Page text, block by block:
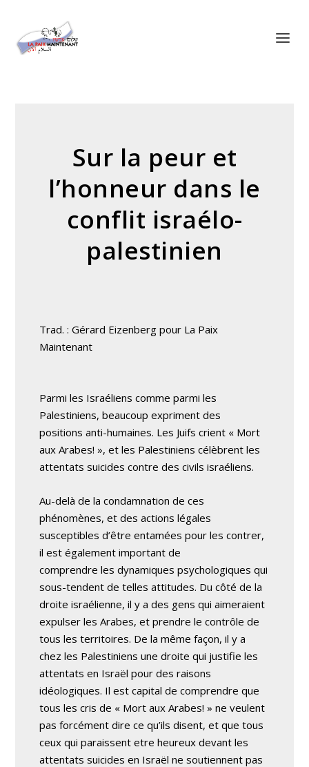
Sur la peur et
l’honneur dans le
conflit israélo-
palestinien
Trad. : Gérard Eizenberg pour La Paix
Maintenant
Parmi les Israéliens comme parmi les
Palestiniens, beaucoup expriment des
positions anti-humaines. Les Juifs crient « Mort
aux Arabes! », et les Palestiniens célèbrent les
attentats suicides contre des civils israéliens.
Au-delà de la condamnation de ces
phénomènes, et des actions légales
susceptibles d’être entamées pour les contrer,
il est également important de
comprendre les dynamiques psychologiques qui
sous-tendent de telles attitudes. Du côté de la
droite israélienne, il y a des gens qui aimeraient
expulser les Arabes, et prendre le contrôle de
tous les territoires. De la même façon, il y a
chez les Palestiniens une droite qui justifie les
attentats en Israël pour des raisons
idéologiques. Il est capital de comprendre que
tous les cris de « Mort aux Arabes! » ne veulent
pas forcément dire ce qu’ils disent, et que tous
ceux qui paraissent etre heureux devant les
attentats suicides en Israël ne soutiennent pas